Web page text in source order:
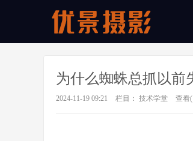
为什么蜘蛛总抓以前
2024-11-19 09:21 栏目： 技术学堂 查看(